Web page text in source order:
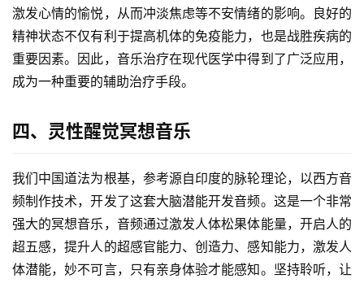
激发心情的愉悦，从而冲淡焦虑等不安情绪的影响。良好的
精神状态不仅有利于提高机体的免疫能力，也是战胜疾病的
重要因素。因此，音乐治疗在现代医学中得到了广泛应用，
成为一种重要的辅助治疗手段。
四、灵性醒觉冥想音乐
我们中国道法为根基，参考源自印度的脉轮理论，以西方音
频制作技术，开发了这套大脑潜能开发音频。这是一个非常
强大的冥想音乐，音频通过激发人体松果体能量，开启人的
超五感，提升人的超感官能力、创造力、感知能力，激发人
体潜能，妙不可言，只有亲身体验才能感知。坚持聆听，让